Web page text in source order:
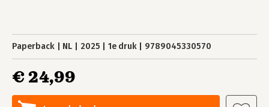
Paperback NL 2025 1e druk 9789045330570
€ 24,99